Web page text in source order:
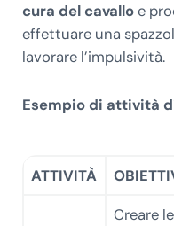
cura del cavalloe
effettuare una
lavorare l’impulsività.
Esempio di attività
ATTIVITÀ
Creare